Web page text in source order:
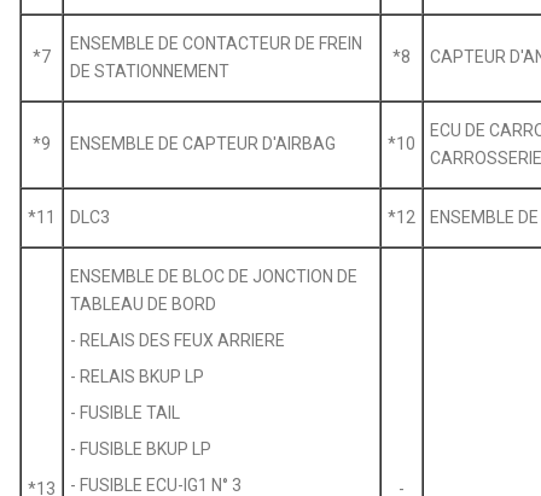
*7
ENSEMBLE DE CONTACTEUR DE FREIN
DE STATIONNEMENT
*8 CAPTEUR
*9 ENSEMBLE DE CAPTEUR D'AIRBAG *10
ECU DE
*11 DLC3 *12 ENSEMBLE
*13
ENSEMBLE DE BLOC DE JONCTION DE
TABLEAU DE BORD
- RELAIS DES FEUX ARRIERE
- RELAIS BKUP LP
- FUSIBLE TAIL
- FUSIBLE BKUP LP
- FUSIBLE ECU-IG1 N° 3
-